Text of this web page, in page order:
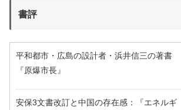
書評
平和都市・広島の設計者・浜井信三の著書
『原爆市長』
安保3文書改訂と中国の存在感：『エネルギ